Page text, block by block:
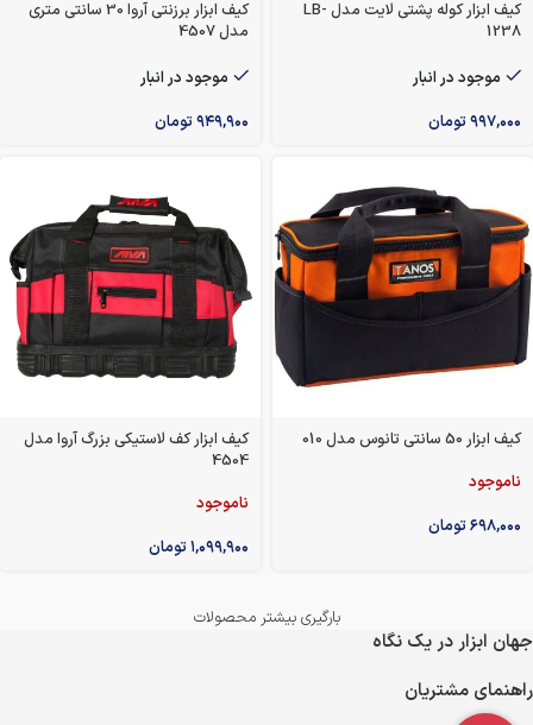
کیف ابزار کوله پشتی لایت مدل LB-
1238
موجود در انبار
۹۹۷,۰۰۰تومان
کیف ابزار برزنتی آروا 30 سانتی‌ متری
مدل 4507
موجود در انبار
۹۴۹,۹۰۰تومان
کیف ابزار 50 سانتی تانوس مدل 010
ناموجود
۶۹۸,۰۰۰تومان
کیف ابزار کف لاستیکی بزرگ آروا مدل
4504
ناموجود
۱,۰۹۹,۹۰۰تومان
بارگیری بیشتر محصولات
جهان ابزار در یک نگاه
راهنمای مشتریان